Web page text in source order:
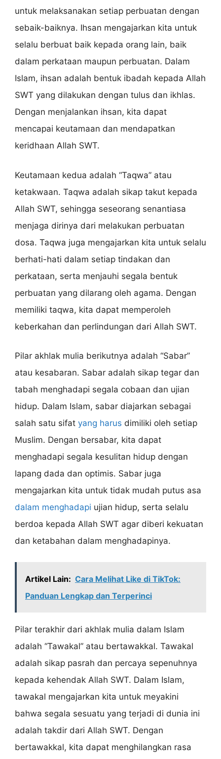
untuk melaksanakan setiap perbuatan dengan
sebaik-baiknya. Ihsan mengajarkan kita untuk
selalu berbuat baik kepada orang lain, baik
dalam perkataan maupun perbuatan. Dalam
Islam, ihsan adalah bentuk ibadah kepada Allah
SWT yang dilakukan dengan tulus dan ikhlas.
Dengan menjalankan ihsan, kita dapat
mencapai keutamaan dan mendapatkan
keridhaan Allah SWT.
Keutamaan kedua adalah “Taqwa” atau
ketakwaan. Taqwa adalah sikap takut kepada
Allah SWT, sehingga seseorang senantiasa
menjaga dirinya dari melakukan perbuatan
dosa. Taqwa juga mengajarkan kita untuk selalu
berhati-hati dalam setiap tindakan dan
perkataan, serta menjauhi segala bentuk
perbuatan yang dilarang oleh agama. Dengan
memiliki taqwa, kita dapat memperoleh
keberkahan dan perlindungan dari Allah SWT.
Pilar akhlak mulia berikutnya adalah “Sabar”
atau kesabaran. Sabar adalah sikap tegar dan
tabah menghadapi segala cobaan dan ujian
hidup. Dalam Islam, sabar diajarkan sebagai
salah satu sifat yang harus dimiliki oleh setiap
Muslim. Dengan bersabar, kita dapat
menghadapi segala kesulitan hidup dengan
lapang dada dan optimis. Sabar juga
mengajarkan kita untuk tidak mudah putus asa
dalam menghadapi ujian hidup, serta selalu
berdoa kepada Allah SWT agar diberi kekuatan
dan ketabahan dalam menghadapinya.
Artikel Lain: Cara Melihat Like di TikTok:
Panduan Lengkap dan Terperinci
Pilar terakhir dari akhlak mulia dalam Islam
adalah “Tawakal” atau bertawakkal. Tawakal
adalah sikap pasrah dan percaya sepenuhnya
kepada kehendak Allah SWT. Dalam Islam,
tawakal mengajarkan kita untuk meyakini
bahwa segala sesuatu yang terjadi di dunia ini
adalah takdir dari Allah SWT. Dengan
bertawakkal, kita dapat menghilangkan rasa